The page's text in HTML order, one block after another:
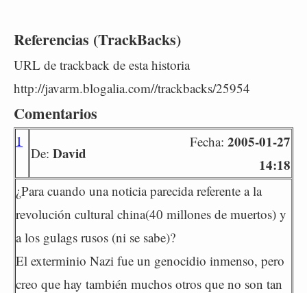
Referencias (TrackBacks)
URL de trackback de esta historia
http://javarm.blogalia.com//trackbacks/25954
Comentarios
1
De: David
Fecha: 2005-01-27
14:18
¿Para cuando una noticia parecida referente a la
revolución cultural china(40 millones de muertos) y
a los gulags rusos (ni se sabe)?
El exterminio Nazi fue un genocidio inmenso, pero
creo que hay también muchos otros que no son tan